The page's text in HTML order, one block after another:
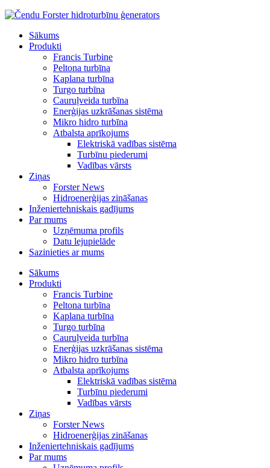
Sākums
Produkti
Francis Turbine
Peltona turbīna
Kaplana turbīna
Turgo turbīna
Cauruļveida turbīna
Enerģijas uzkrāšanas sistēma
Mikro hidro turbīna
Atbalsta aprīkojums
Elektriskā vadības sistēma
Turbīnu piederumi
Vadības vārsts
Ziņas
Forster News
Hidroenerģijas zināšanas
Inženiertehniskais gadījums
Par mums
Uzņēmuma profils
Datu lejupielāde
Sazinieties ar mums
Sākums
Produkti
Francis Turbine
Peltona turbīna
Kaplana turbīna
Turgo turbīna
Cauruļveida turbīna
Enerģijas uzkrāšanas sistēma
Mikro hidro turbīna
Atbalsta aprīkojums
Elektriskā vadības sistēma
Turbīnu piederumi
Vadības vārsts
Ziņas
Forster News
Hidroenerģijas zināšanas
Inženiertehniskais gadījums
Par mums